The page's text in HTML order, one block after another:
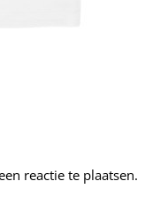
reactie te plaatsen.